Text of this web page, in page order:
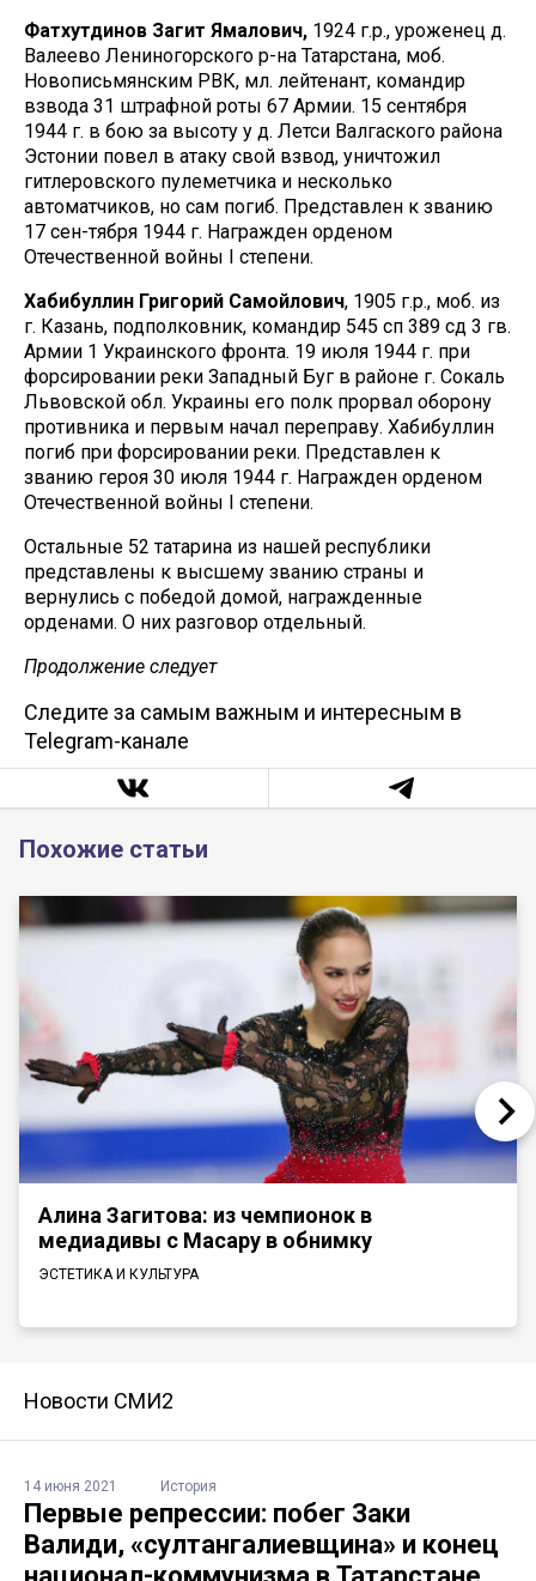
Фатхутдинов Загит Ямалович, 1924 г.р., уроженец д.
Валеево Лениногорского р-на Татарстана, моб.
Новописьмянским РВК, мл. лейтенант, командир
взвода 31 штрафной роты 67 Армии. 15 сентября
1944 г. в бою за высоту у д. Летси Валгаского района
Эстонии повел в атаку свой взвод, уничтожил
гитлеровского пулеметчика и несколько
автоматчиков, но сам погиб. Представлен к званию
17 сен-тября 1944 г. Награжден орденом
Отечественной войны I степени.
Хабибуллин Григорий Самойлович, 1905 г.р., моб. из
г. Казань, подполковник, командир 545 сп 389 сд 3 гв.
Армии 1 Украинского фронта. 19 июля 1944 г. при
форсировании реки Западный Буг в районе г. Сокаль
Львовской обл. Украины его полк прорвал оборону
противника и первым начал переправу. Хабибуллин
погиб при форсировании реки. Представлен к
званию героя 30 июля 1944 г. Награжден орденом
Отечественной войны I степени.
Остальные 52 татарина из нашей республики
представлены к высшему званию страны и
вернулись с победой домой, награжденные
орденами. О них разговор отдельный.
Продолжение следует
Следите за самым важным и интересным в
Telegram-канале
Похожие статьи
Алина Загитова: из чемпионок в
медиадивы с Масару в обнимку
ЭСТЕТИКА И КУЛЬТУРА
Новости СМИ2
14 июня 2021 История
Первые репрессии: побег Заки
Валиди, «султангалиевщина» и конец